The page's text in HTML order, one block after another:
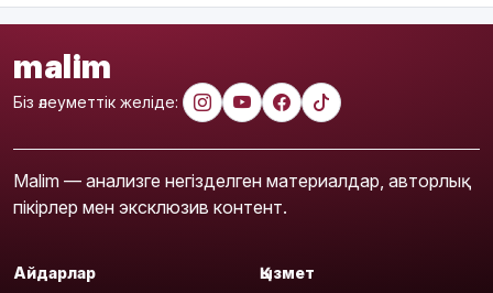
malim
Біз әлеуметтік желіде:
Malim — анализге негізделген материалдар, авторлық
пікірлер мен эксклюзив контент.
Айдарлар Қызмет